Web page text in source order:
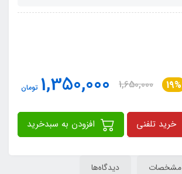
19%
1,650,000
1,350,000 تومان
خرید تلفنی
مشخصات دیدگاه‌ها